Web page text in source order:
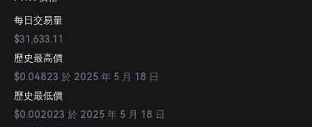
每日交易量
$31,633.11
歷史最高價
$0.04823 於 2025 年 5 月 18 日
歷史最低價
$0.002023 於 2025 年 5 月 18 日